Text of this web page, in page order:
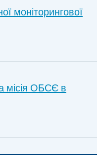
моніторингової
місія ОБСЄ в